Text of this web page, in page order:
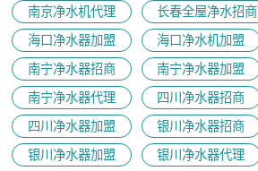
南京净水机代理
长春全屋净水招商
海口净水器加盟
海口净水机加盟
南宁净水器招商
南宁净水器加盟
南宁净水器代理
四川净水器招商
四川净水器加盟
银川净水器招商
银川净水器加盟
银川净水器代理